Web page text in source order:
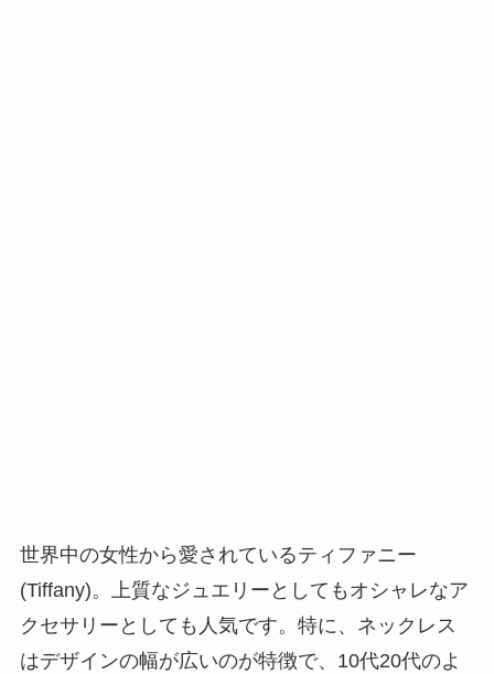
世界中の女性から愛されているティファニー
(Tiffany)。上質なジュエリーとしてもオシャレなア
クセサリーとしても人気です。特に、ネックレス
はデザインの幅が広いのが特徴で、10代20代のよ